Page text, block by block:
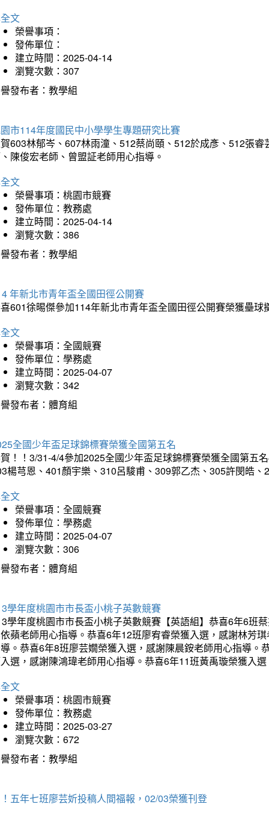
文
榮譽事項：
發佈單位：
建立時間：2025-04-14
瀏覽次數：307
發布者：教學組
市114年度國民中小學學生專題研究比賽
603林郁岑、607林雨潼、512蔡尚頤、512於成彥、512張
陳俊宏老師、曾盟証老師用心指導。
文
榮譽事項：桃園市競賽
發佈單位：教務處
建立時間：2025-04-14
瀏覽次數：386
發布者：教學組
年新北市青年盃全國田徑公開賽
601徐晹傑參加114年新北市青年盃全國田徑公開賽榮獲壘
文
榮譽事項：全國競賽
發佈單位：學務處
建立時間：2025-04-07
瀏覽次數：342
發布者：體育組
全國少年盃足球錦標賽榮獲全國第五名
！！3/31-4/4參加2025全國少年盃足球錦標賽榮獲全國第五
楊芎恩、401顏宇樂、310呂駿甫、309郭乙杰、305許閔皓
文
榮譽事項：全國競賽
發佈單位：學務處
建立時間：2025-04-07
瀏覽次數：306
發布者：體育組
學年度桃園市市長盃小桃子英數競賽
學年度桃園市市長盃小桃子英數競賽【英語組】恭喜6年6班
蘋老師用心指導。恭喜6年12班廖宥睿榮獲入選，感謝林芳
。恭喜6年8班廖芸嫺榮獲入選，感謝陳晨銨老師用心指導
選，感謝陳鴻瑋老師用心指導。恭喜6年11班黃禹璇榮獲入
文
榮譽事項：桃園市競賽
發佈單位：教務處
建立時間：2025-03-27
瀏覽次數：672
發布者：教學組
五年七班廖芸妡投稿人間福報，02/03榮獲刊登